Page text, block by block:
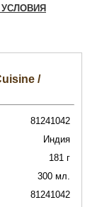
/
81241042
Индия
181 г
300 мл.
81241042